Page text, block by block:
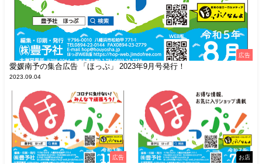
広告
愛媛南予の集合広告 「ほっぷ」 2023年9月号発行！
2023.09.04
広告 お店